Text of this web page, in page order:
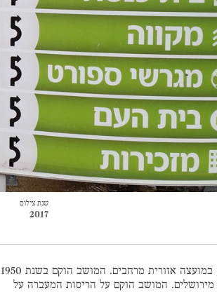
שנת צילום
2017
הוא מושב בצפון הנגב, ליד אופקים, במועצה אזורית מרחבים. המושב הוקם בשנת 1950
המושב הוקם על הריסות המעברה על